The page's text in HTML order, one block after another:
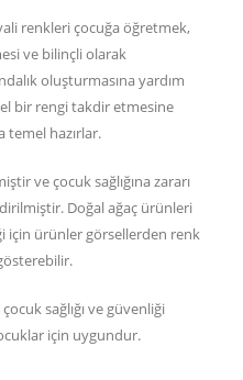
renkleri çocuğa öğretmek,
ve bilinçli olarak
oluşturmasına yardım
bir rengi takdir etmesine
temel hazırlar.
ve çocuk sağlığına zararı
Doğal ağaç ürünleri
için ürünler görsellerden renk
sağlığı ve güvenliği
için uygundur.